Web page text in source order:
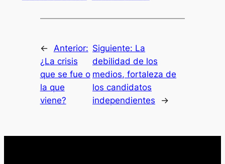
←
Anterior:
¿La crisis
que se fue o
la que
viene?
Siguiente: La
debilidad de los
medios, fortaleza de
los candidatos
independientes
→